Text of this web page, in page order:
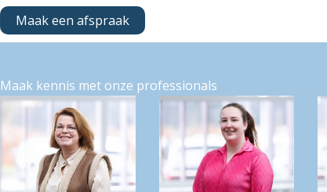
Maak een afspraak
Maak kennis met onze professionals